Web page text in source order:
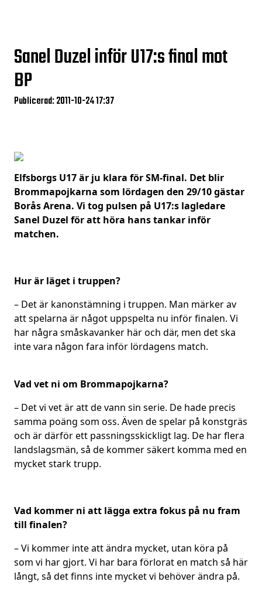
Sanel Duzel inför U17:s final mot
BP
Publicerad: 2011-10-24 17:37
Elfsborgs U17 är ju klara för SM-final. Det blir
Brommapojkarna som lördagen den 29/10 gästar
Borås Arena. Vi tog pulsen på U17:s lagledare
Sanel Duzel för att höra hans tankar inför
matchen.
Hur är läget i truppen?
– Det är kanonstämning i truppen. Man märker av
att spelarna är något uppspelta nu inför finalen. Vi
har några småskavanker här och där, men det ska
inte vara någon fara inför lördagens match.
Vad vet ni om Brommapojkarna?
– Det vi vet är att de vann sin serie. De hade precis
samma poäng som oss. Även de spelar på konstgräs
och är därför ett passningsskickligt lag. De har flera
landslagsmän, så de kommer säkert komma med en
mycket stark trupp.
Vad kommer ni att lägga extra fokus på nu fram
till finalen?
– Vi kommer inte att ändra mycket, utan köra på
som vi har gjort. Vi har bara förlorat en match så här
långt, så det finns inte mycket vi behöver ändra på.